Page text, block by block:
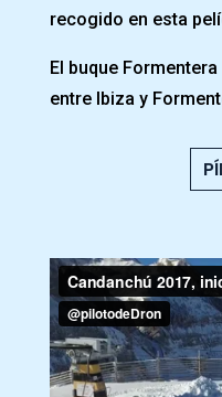
recogido en esta
El buque
entre Ibiza y